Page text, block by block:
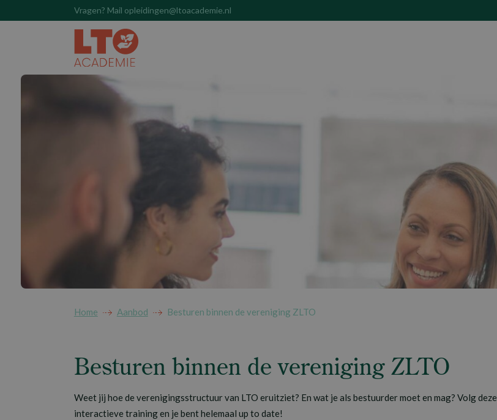
Vragen? Mail opleidingen@ltoacademie.nl
Home Aanbod Besturen binnen de vereniging ZLTO
Besturen binnen de vereniging ZLTO
Weet jij hoe de verenigingsstructuur van LTO eruitziet? En wat je als bestuurder moet en mag? Volg deze
interactieve training en je bent helemaal up to date!